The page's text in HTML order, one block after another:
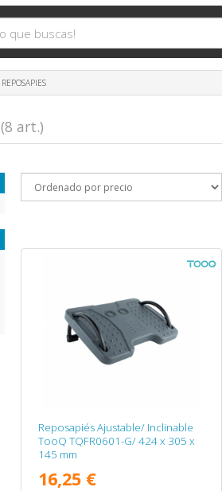
REPOSAPIES
(8 art.)
Reposapiés Ajustable/ Inclinable
TooQ TQFR0601-G/ 424 x 305 x
145 mm
16,25 €